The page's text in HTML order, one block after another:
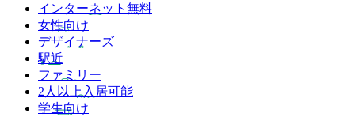
インターネット無料
女性向け
デザイナーズ
駅近
ファミリー
2人以上入居可能
学生向け